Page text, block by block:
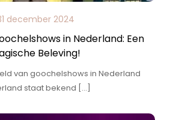
december 2024
in Nederland: Een
Beleving!
van goochelshows in Nederland
staat bekend […]